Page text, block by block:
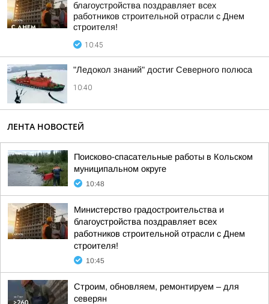
благоустройства поздравляет всех
работников строительной отрасли с Днем
строителя!
10:45
"Ледокол знаний" достиг Северного полюса
10:40
ЛЕНТА НОВОСТЕЙ
Поисково-спасательные работы в Кольском
муниципальном округе
10:48
Министерство градостроительства и
благоустройства поздравляет всех
работников строительной отрасли с Днем
строителя!
10:45
Строим, обновляем, ремонтируем – для
северян